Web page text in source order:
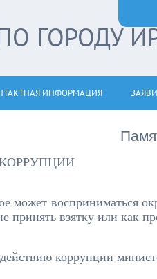
ГОРОДУ
ИНФОРМАЦИЯ
может восприниматься
принять взятку или как
коррупции